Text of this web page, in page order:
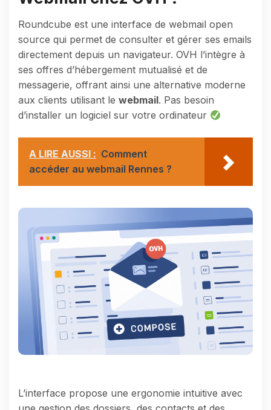
Roundcube est une interface de webmail open
source qui permet de consulter et gérer ses emails
directement depuis un navigateur. OVH l’intègre à
ses offres d’hébergement mutualisé et de
messagerie, offrant ainsi une alternative moderne
aux clients utilisant le webmail. Pas besoin
d’installer un logiciel sur votre ordinateur
A LIRE AUSSI : Comment
accéder au webmail Rennes ?
L’interface propose une ergonomie intuitive avec